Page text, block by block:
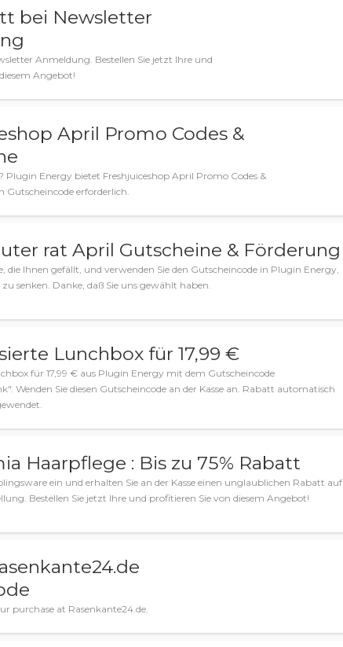
bei Newsletter
Anmeldung. Bestellen Sie jetzt Ihre und
Angebot!
April Promo Codes &
Plugin Energy bietet Freshjuiceshop April Promo Codes &
Gutscheincode erforderlich.
rat April Gutscheine & Förderung
die Ihnen gefällt, und verwenden Sie den Gutscheincode in Plugin Energy,
senken. Danke, daß Sie uns gewählt haben.
Lunchbox für 17,99 €
für 17,99 € aus Plugin Energy mit dem Gutscheincode
Wenden Sie diesen Gutscheincode an der Kasse an. Rabatt automatisch
Haarpflege : Bis zu 75% Rabatt
ein und erhalten Sie an der Kasse einen unglaublichen Rabatt auf
Bestellen Sie jetzt Ihre und profitieren Sie von diesem Angebot!
purchase at Rasenkante24.de.